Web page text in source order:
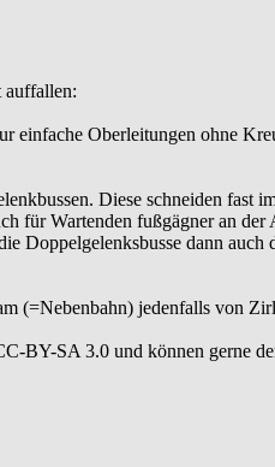
auffallen:
einfache Oberleitungen ohne
Diese schneiden
für Wartenden fußgägner an
Doppelgelenksbusse dann
(=Nebenbahn) jedenfalls von
BY-SA 3.0 und können gerne